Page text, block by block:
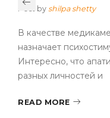
Post by shilpa shetty
В качестве
назначает
Интересно, что
разных личностей и
READ MORE